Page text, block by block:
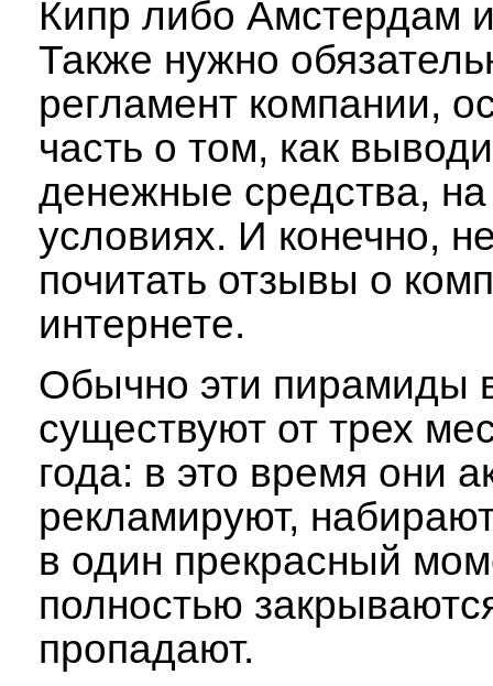
Кипр либо Амстердам
Также нужно
регламент компании,
часть о том, как
денежные средства, на
условиях. И конечно,
почитать отзывы о
интернете.
Обычно эти пирамиды
существуют от трех
года: в это время они
рекламируют,
в один прекрасный
полностью
пропадают.